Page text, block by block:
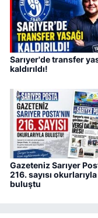
Sarıyer'de transfer
kaldırıldı!
Gazeteniz Sarıyer
216. sayısı okurlarıyla
buluştu